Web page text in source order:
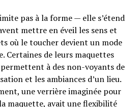
pas à la forme — elle s’étend
mettre en éveil les sens et
où le toucher devient un mode
Certaines de leurs maquettes
à des non-voyants de
et les ambiances d’un lieu.
une verrière imaginée pour
maquette, avait une flexibilité